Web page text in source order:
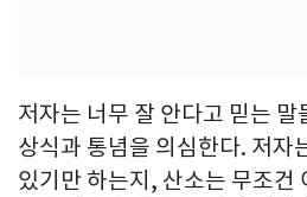
저자는 너무 잘 안다고 믿는
상식과 통념을 의심한다. 저자
있기만 하는지, 산소는 무조건